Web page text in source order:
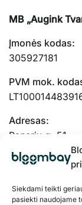
Siekdami teikti
pasiekti naudojame
MB „Augink
Įmonės kodas:
305927181
PVM mok.
Adresas:
Panerių g. 51-
103, Kaunas,